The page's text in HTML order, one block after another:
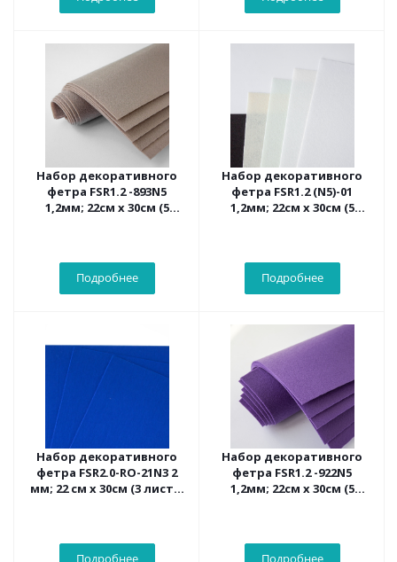
Набор декоративного
фетра FSR1.2 -893N5
1,2мм; 22см х 30см (5
Подробнее
Набор декоративного
фетра FSR1.2 (N5)-01
1,2мм; 22см х 30см (5
Подробнее
Набор декоративного
фетра FSR2.0-RO-21N3 2
мм; 22 см х 30см (3 листа,
Подробнее
Набор декоративного
фетра FSR1.2 -922N5
1,2мм; 22см х 30см (5
Подробнее